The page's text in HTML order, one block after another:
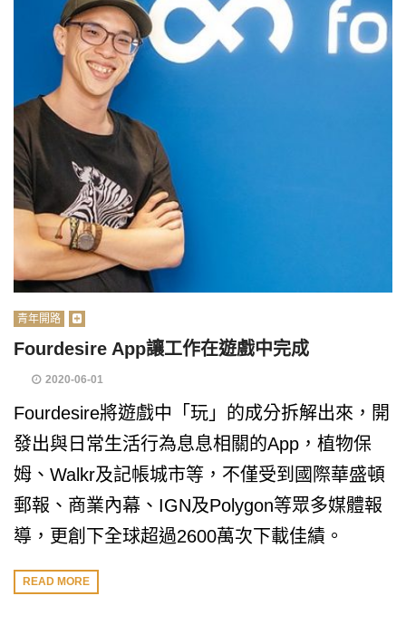
青年開路
Fourdesire App讓工作在遊戲中完成
2020-06-01
Fourdesire將遊戲中「玩」的成分拆解出來，開
發出與日常生活行為息息相關的App，植物保
姆、Walkr及記帳城市等，不僅受到國際華盛頓
郵報、商業內幕、IGN及Polygon等眾多媒體報
導，更創下全球超過2600萬次下載佳績。
READ MORE